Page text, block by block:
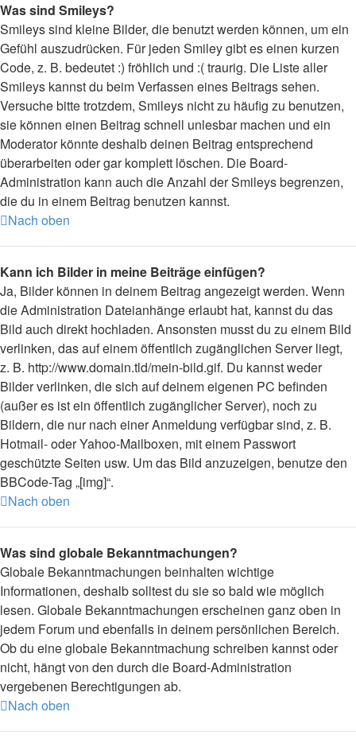
Was sind Smileys?
Smileys sind kleine Bilder, die benutzt werden können, um ein
Gefühl auszudrücken. Für jeden Smiley gibt es einen kurzen
Code, z. B. bedeutet :) fröhlich und :( traurig. Die Liste aller
Smileys kannst du beim Verfassen eines Beitrags sehen.
Versuche bitte trotzdem, Smileys nicht zu häufig zu benutzen,
sie können einen Beitrag schnell unlesbar machen und ein
Moderator könnte deshalb deinen Beitrag entsprechend
überarbeiten oder gar komplett löschen. Die Board-
Administration kann auch die Anzahl der Smileys begrenzen,
die du in einem Beitrag benutzen kannst.
Nach oben
Kann ich Bilder in meine Beiträge einfügen?
Ja, Bilder können in deinem Beitrag angezeigt werden. Wenn
die Administration Dateianhänge erlaubt hat, kannst du das
Bild auch direkt hochladen. Ansonsten musst du zu einem Bild
verlinken, das auf einem öffentlich zugänglichen Server liegt,
z. B. http://www.domain.tld/mein-bild.gif. Du kannst weder
Bilder verlinken, die sich auf deinem eigenen PC befinden
(außer es ist ein öffentlich zugänglicher Server), noch zu
Bildern, die nur nach einer Anmeldung verfügbar sind, z. B.
Hotmail- oder Yahoo-Mailboxen, mit einem Passwort
geschützte Seiten usw. Um das Bild anzuzeigen, benutze den
BBCode-Tag „[img]“.
Nach oben
Was sind globale Bekanntmachungen?
Globale Bekanntmachungen beinhalten wichtige
Informationen, deshalb solltest du sie so bald wie möglich
lesen. Globale Bekanntmachungen erscheinen ganz oben in
jedem Forum und ebenfalls in deinem persönlichen Bereich.
Ob du eine globale Bekanntmachung schreiben kannst oder
nicht, hängt von den durch die Board-Administration
vergebenen Berechtigungen ab.
Nach oben